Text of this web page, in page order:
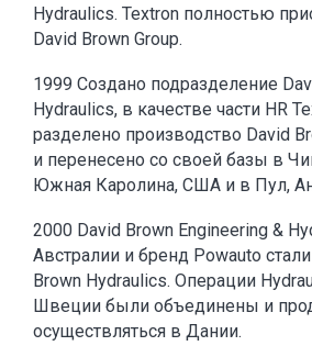
Hydraulics. Textron полностью
David Brown Group.
1999 Создано подразделение
Hydraulics, в качестве части HR
разделено производство David
и перенесено со своей базы в
Южная Каролина, США и в Пул,
2000 David Brown Engineering &
Австралии и бренд Powauto
Brown Hydraulics. Операции
Швеции были объединены и
осуществляться в Дании.